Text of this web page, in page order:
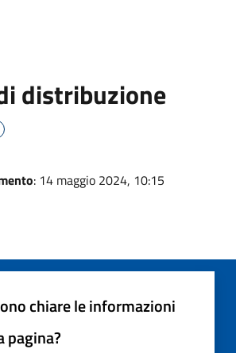
distribuzione
: 14 maggio 2024, 10:15
chiare le informazioni
pagina?